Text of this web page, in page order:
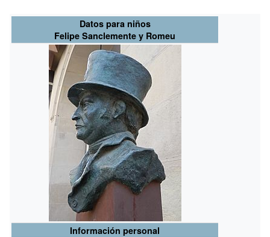
Datos para niños
Felipe Sanclemente y Romeu
Información personal